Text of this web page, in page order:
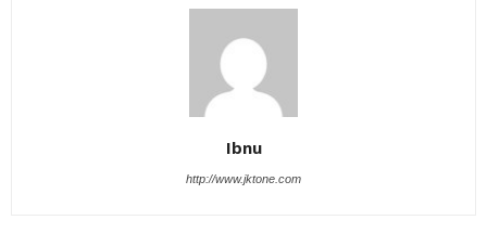
Ibnu
http://www.jktone.com